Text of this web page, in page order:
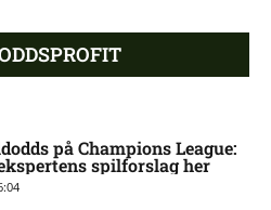
på Champions League:
spilforslag her